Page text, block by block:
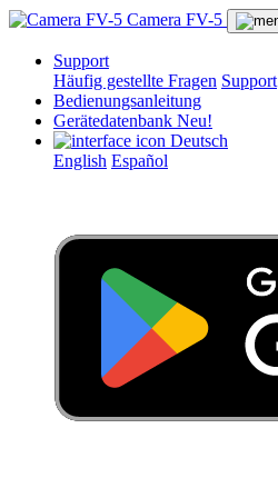
Camera FV-5
Support
Häufig gestellte Fragen Support
Bedienungsanleitung
Gerätedatenbank Neu!
Deutsch
English Español